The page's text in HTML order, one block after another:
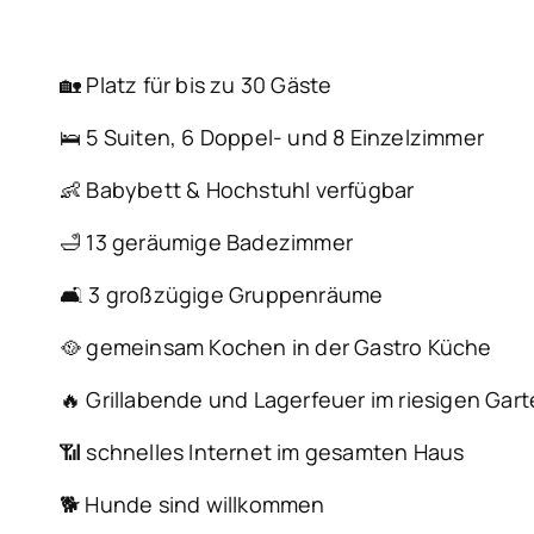
🏡 Platz für bis zu 30 Gäste
🛌 5 Suiten, 6 Doppel- und 8 Einzelzimmer
👶 Babybett & Hochstuhl verfügbar
🛁 13 geräumige Badezimmer
🛋️ 3 großzügige Gruppenräume
🥘 gemeinsam Kochen in der Gastro Küche
🔥 Grillabende und Lagerfeuer im riesigen
📶 schnelles Internet im gesamten Haus
🐕 Hunde sind willkommen